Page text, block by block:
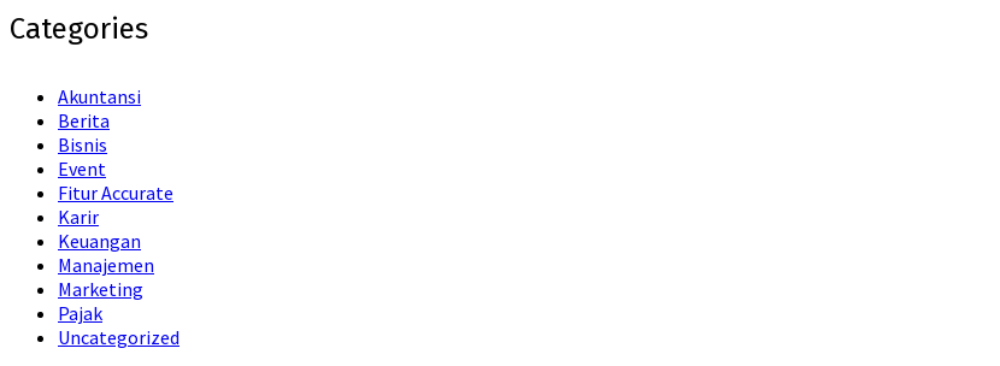
Categories
Akuntansi
Berita
Bisnis
Event
Fitur Accurate
Karir
Keuangan
Manajemen
Marketing
Pajak
Uncategorized